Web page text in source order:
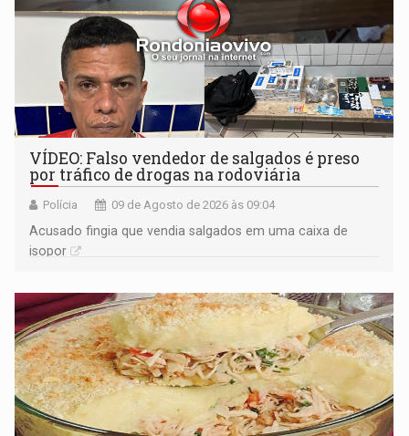
VÍDEO: Falso vendedor de salgados é preso
por tráfico de drogas na rodoviária
Polícia 09 de Agosto de 2026 às 09:04
Acusado fingia que vendia salgados em uma caixa de
isopor